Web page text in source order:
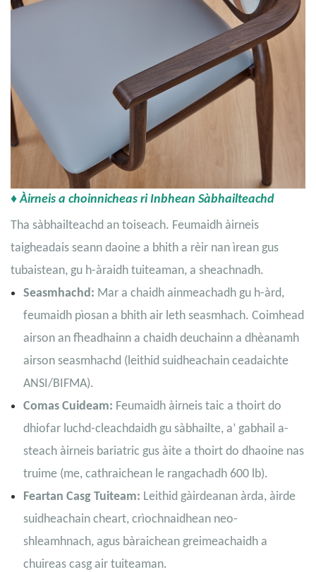
♦ Àirneis a choinnicheas ri Inbhean Sàbhailteachd
Tha sàbhailteachd an toiseach. Feumaidh àirneis
taigheadais seann daoine a bhith a rèir nan ìrean gus
tubaistean, gu h-àraidh tuiteaman, a sheachnadh.
Seasmhachd: Mar a chaidh ainmeachadh gu h-àrd,
feumaidh pìosan a bhith air leth seasmhach. Coimhead
airson an fheadhainn a chaidh deuchainn a dhèanamh
airson seasmhachd (leithid suidheachain ceadaichte
ANSI/BIFMA).
Comas Cuideam: Feumaidh àirneis taic a thoirt do
dhiofar luchd-cleachdaidh gu sàbhailte, a’ gabhail a-
steach àirneis bariatric gus àite a thoirt do dhaoine nas
truime (me, cathraichean le rangachadh 600 lb).
Feartan Casg Tuiteam: Leithid gàirdeanan àrda, àirde
suidheachain cheart, crìochnaidhean neo-
shleamhnach, agus bàraichean greimeachaidh a
chuireas casg air tuiteaman.